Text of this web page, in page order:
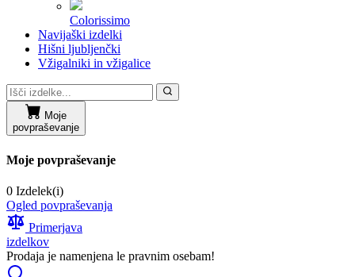
Colorissimo
Navijaški izdelki
Hišni ljubljenčki
Vžigalniki in vžigalice
Moje
povpraševanje
Moje povpraševanje
0 Izdelek(i)
Ogled povpraševanja
Primerjava
izdelkov
Prodaja je namenjena le pravnim osebam!